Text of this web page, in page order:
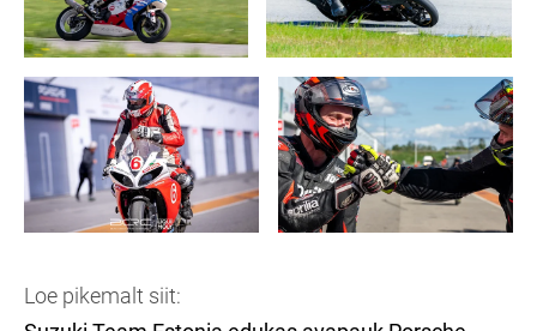
Loe pikemalt siit: